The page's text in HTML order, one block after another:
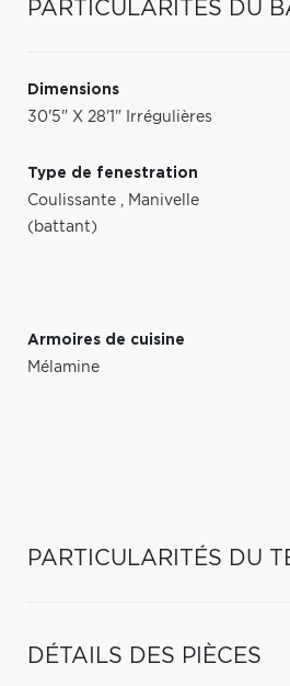
PARTICULARITÉS DU
Dimensions
30'5" X 28'1" Irrégulières
Type de fenestration
Coulissante , Manivelle
(battant)
Armoires de cuisine
Mélamine
PARTICULARITÉS DU
DÉTAILS DES PIÈCES